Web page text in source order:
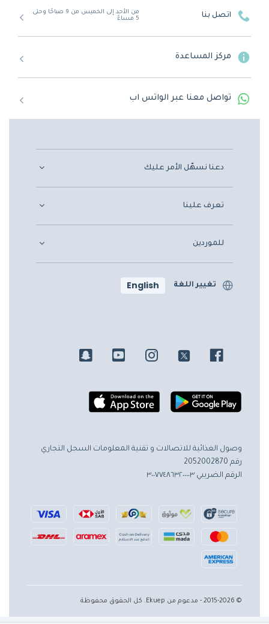
اتصل بنا
من الأحد إلى الخميس من 9 صباحًا وحتى
5 مساءً
مركز المساعدة
تواصل معنا عبر الواتس اب
دعنا نسهّل الأمر عليك
تعرف علينا
للموردين
تغيير اللغة English
وصول الغذائية للاتصالات و تقنية المعلومات السجل التجاري
رقم 2052002870
الرقم الضريبي ٣٠٠٧٧٤٨٦٣٢٠٠٠٠٣
© 2015-2026 - مدعوم من Ekuep. كل الحقوق محفوظة